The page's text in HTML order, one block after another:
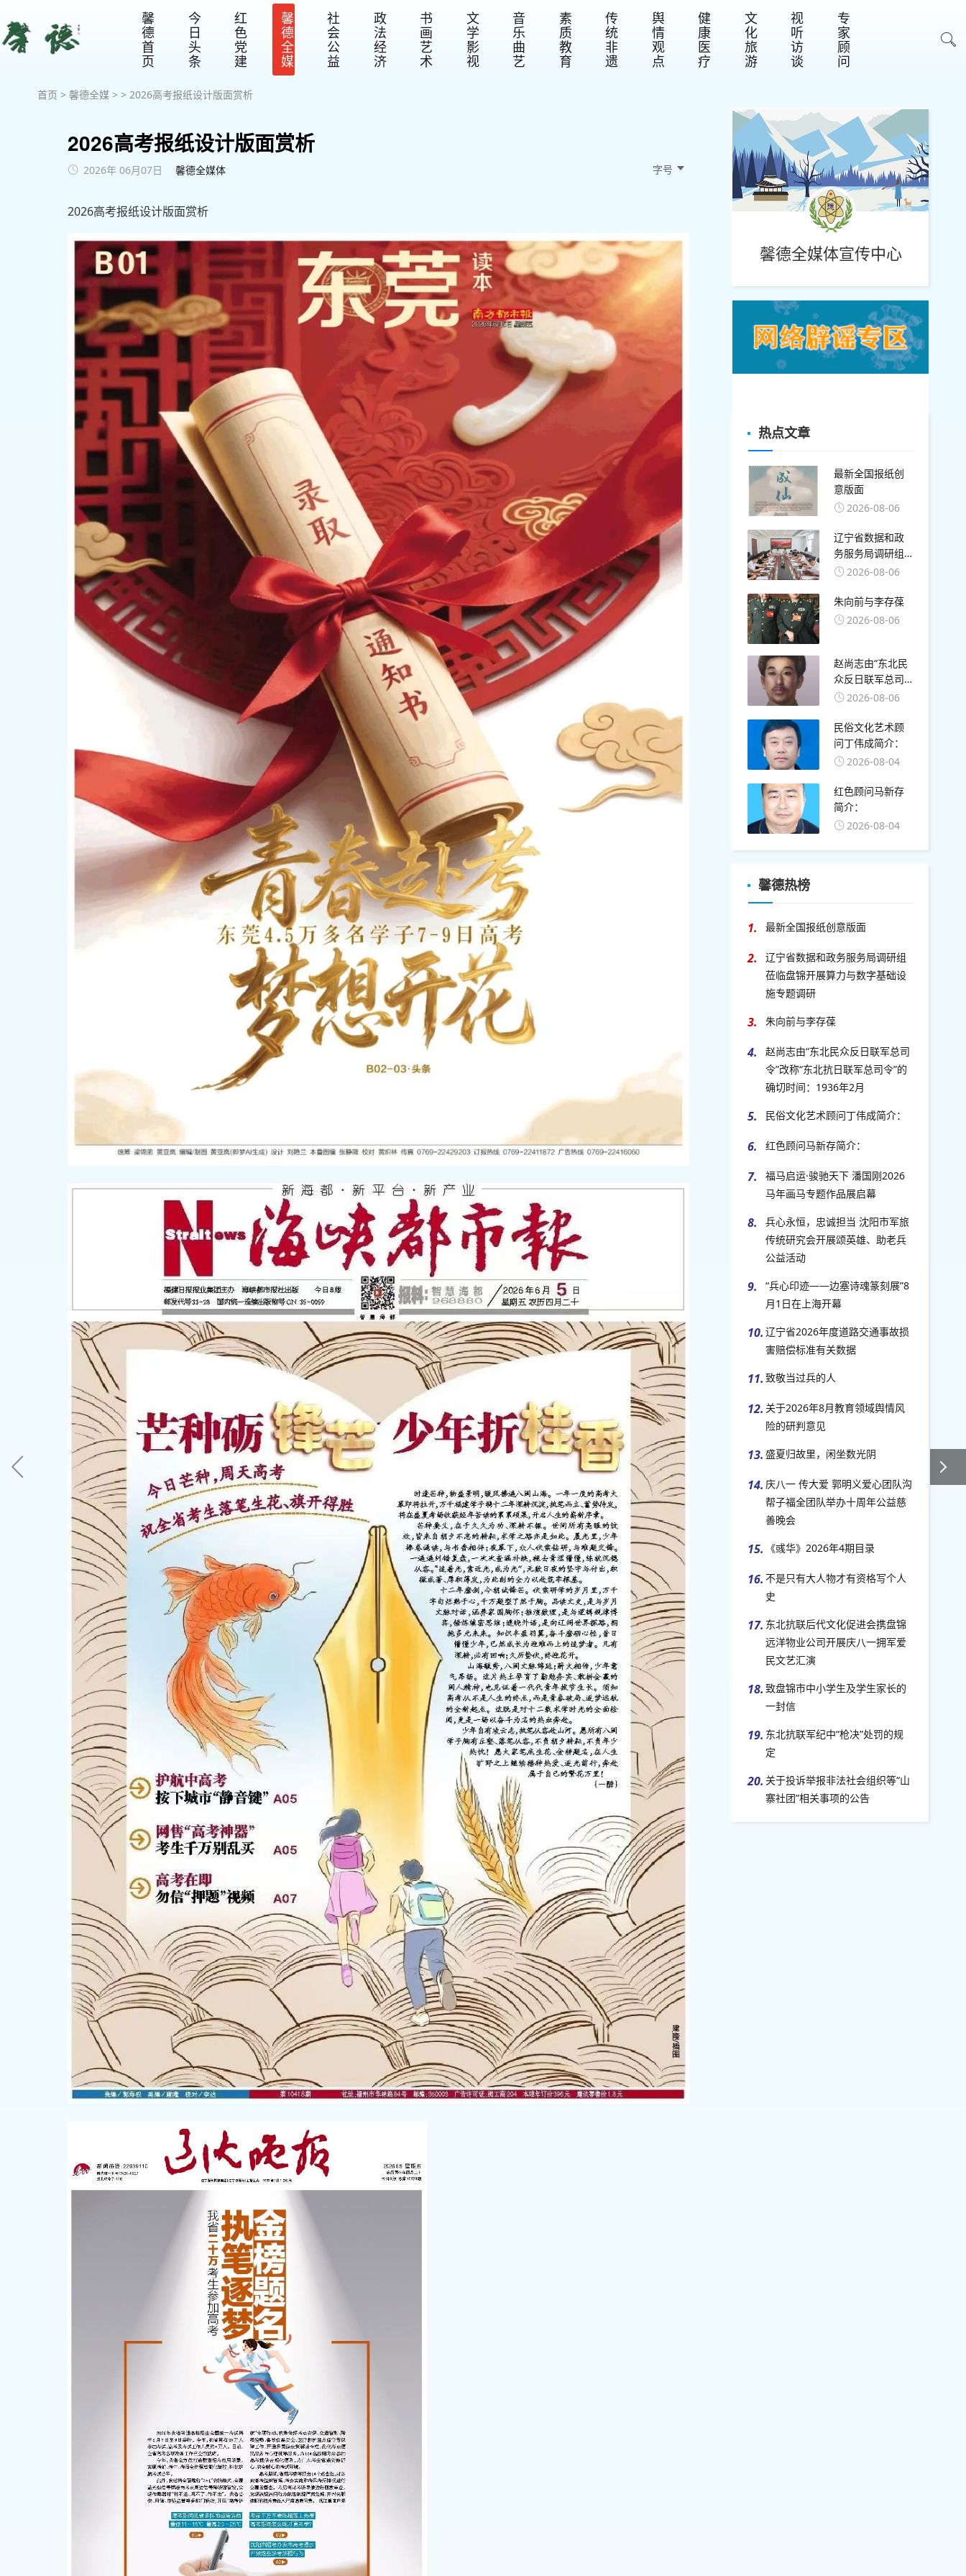
馨
德
首
页
今
日
头
条
红
色
党
建
馨
德
全
媒
社
会
公
益
政
法
经
济
书
画
艺
术
文
学
影
视
音
乐
曲
艺
素
质
教
育
传
统
非
遗
舆
情
观
点
健
康
医
疗
文
化
旅
游
视
听
访
谈
专
家
顾
问
首页 > 馨德全媒 > > 2026高考报纸设计版面赏析
2026高考报纸设计版面赏析
2026年 06月07日 馨德全媒体 字号
2026高考报纸设计版面赏析
馨德全媒体宣传中心
热点文章
最新全国报纸创
意版面
2026-08-06
辽宁省数据和政
务服务局调研组
莅临盘锦开展算
施专题调研
2026-08-06
朱向前与李存葆
2026-08-06
赵尚志由“东北民
众反日联军总司
令”改称“东北抗日
切时间：1936年2
月
2026-08-06
民俗文化艺术顾
问丁伟成简介：
2026-08-04
红色顾问马新存
简介：
2026-08-04
馨德热榜
1. 最新全国报纸创意版面
2.
辽宁省数据和政务服务局调研组
莅临盘锦开展算力与数字基础设
施专题调研
3. 朱向前与李存葆
4.
赵尚志由“东北民众反日联军总司
令”改称“东北抗日联军总司令”的
确切时间：1936年2月
5. 民俗文化艺术顾问丁伟成简介：
6. 红色顾问马新存简介：
7.
福马启运·骏驰天下 潘国刚2026
马年画马专题作品展启幕
8.
兵心永恒，忠诚担当 沈阳市军旅
传统研究会开展颂英雄、助老兵
公益活动
9.
“兵心印迹——边塞诗魂篆刻展”8
月1日在上海开幕
10. 辽宁省2026年度道路交通事故损
害赔偿标准有关数据
11. 致敬当过兵的人
12. 关于2026年8月教育领域舆情风
险的研判意见
13. 盛夏归故里，闲坐数光阴
14. 庆八一 传大爱 郭明义爱心团队沟
帮子福全团队举办十周年公益慈
善晚会
15. 《彧华》2026年4期目录
16. 不是只有大人物才有资格写个人
史
17. 东北抗联后代文化促进会携盘锦
远洋物业公司开展庆八一拥军爱
民文艺汇演
18. 致盘锦市中小学生及学生家长的
一封信
19. 东北抗联军纪中“枪决”处罚的规
定
20. 关于投诉举报非法社会组织等“山
寨社团”相关事项的公告